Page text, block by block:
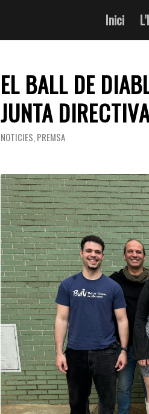
Inici
EL BALL DE
JUNTA
NOTICIES, PREMSA